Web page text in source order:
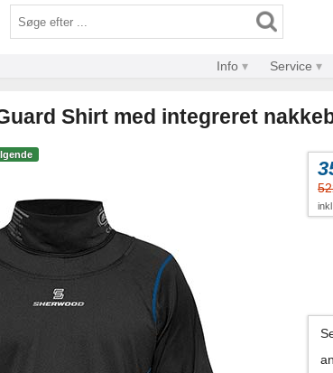
Info Service
Shirt med integreret